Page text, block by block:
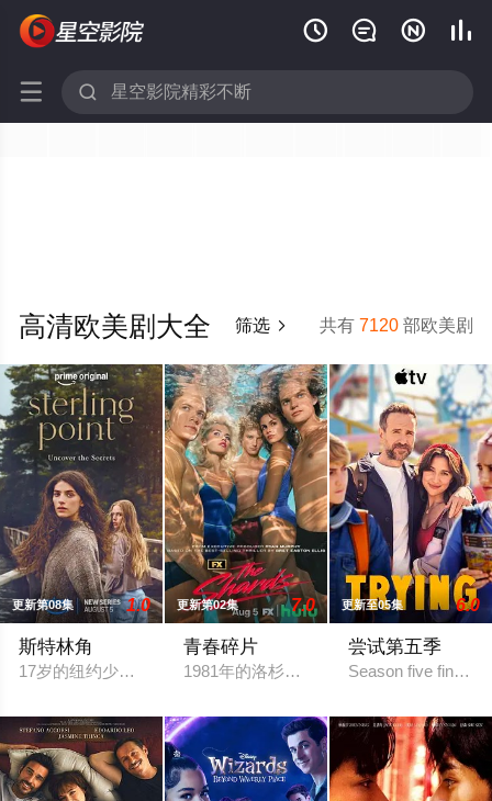
   
 
共有7120 部欧美剧
高清欧美剧大全 筛选 
更新第08集 1.0
斯特林角
17岁的纽约少女Annie（艾拉·鲁宾 饰）和双胞胎哥哥由养父抚
更新第02集 7.0
青春碎片
1981年的洛杉矶 ，一班精英名校的高中
更新至05集 6.0
尝试第五季
Season five finds